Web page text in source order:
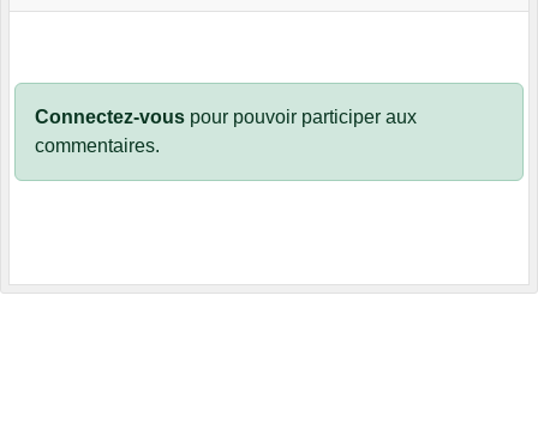
Connectez-vous pour pouvoir participer aux
commentaires.